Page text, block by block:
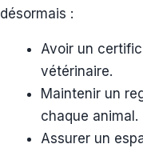
désormais :
Avoir un
vétérinaire.
Maintenir un
chaque animal.
Assurer un